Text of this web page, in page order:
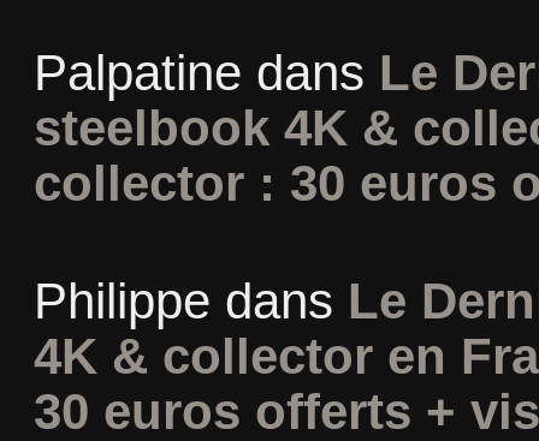
Palpatine dans Le
steelbook 4K &
collector : 30 euros
Philippe dans Le
4K & collector en
30 euros offerts +